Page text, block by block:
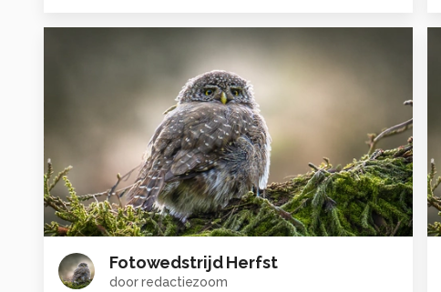
Fotowedstrijd Herfst
doorredactiezoom